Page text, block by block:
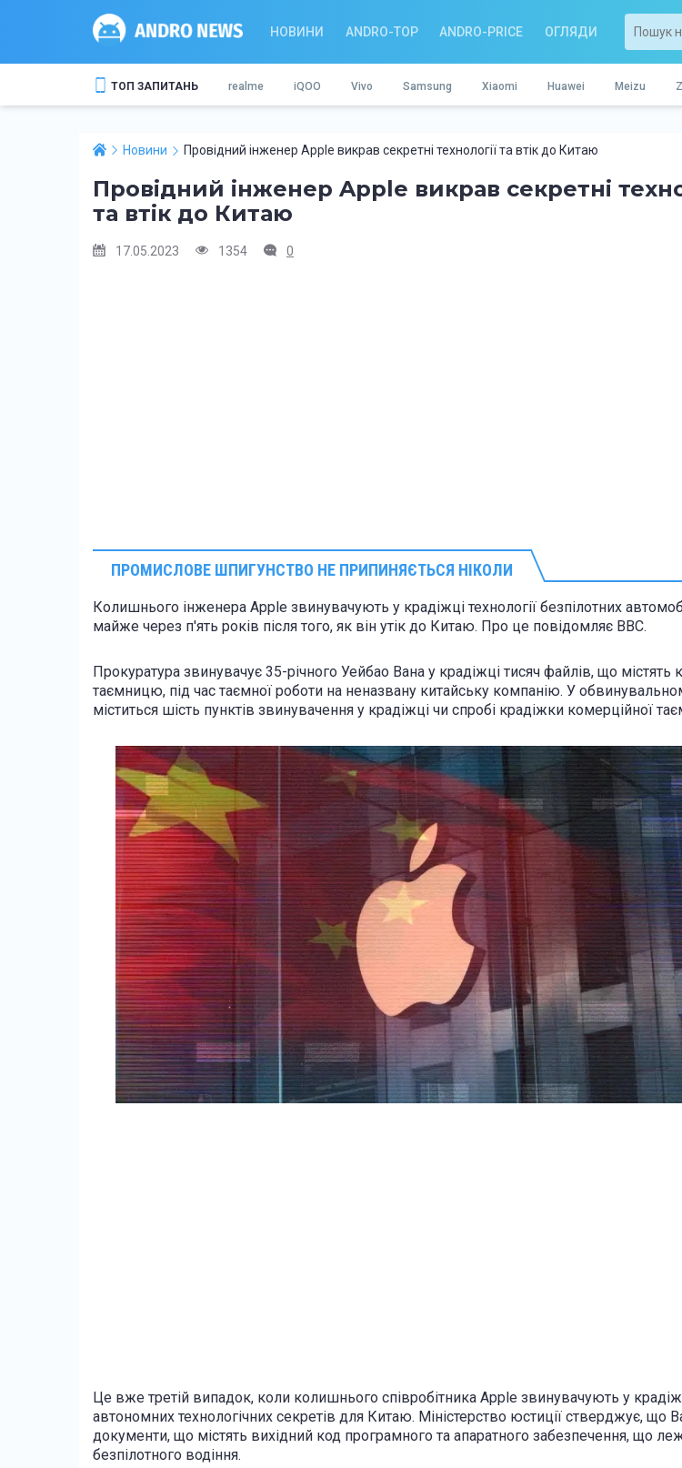
НОВИНИ ANDRO-TOP ANDRO-PRICE ОГЛЯДИ
ТОП ЗАПИТАНЬ realme iQOO Vivo Samsung Xiaomi Huawei Meizu
Новини Провідний інженер Apple викрав секретні технології та втік до Китаю
Провідний інженер Apple викрав секретні
та втік до Китаю
17.05.2023 1354 0
ПРОМИСЛОВЕ ШПИГУНСТВО НЕ ПРИПИНЯЄТЬСЯ НІКОЛИ
Колишнього інженера Apple звинувачують у крадіжці технології безпілотних
майже через п'ять років після того, як він утік до Китаю. Про це повідомляє BBC.
Прокуратура звинувачує 35-річного Уейбао Вана у крадіжці тисяч файлів, що містять
таємницю, під час таємної роботи на неназвану китайську компанію. У
міститься шість пунктів звинувачення у крадіжці чи спробі крадіжки комерційної
Це вже третій випадок, коли колишнього співробітника Apple звинувачують у
автономних технологічних секретів для Китаю. Міністерство юстиції стверджує, що
документи, що містять вихідний код програмного та апаратного забезпечення, що
безпілотного водіння.